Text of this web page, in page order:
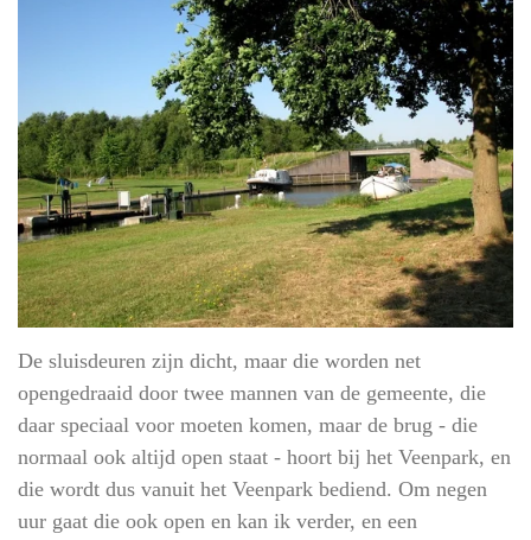
De sluisdeuren zijn dicht, maar die worden net
opengedraaid door twee mannen van de gemeente, die
daar speciaal voor moeten komen, maar de brug - die
normaal ook altijd open staat - hoort bij het Veenpark, en
die wordt dus vanuit het Veenpark bediend. Om negen
uur gaat die ook open en kan ik verder, en een